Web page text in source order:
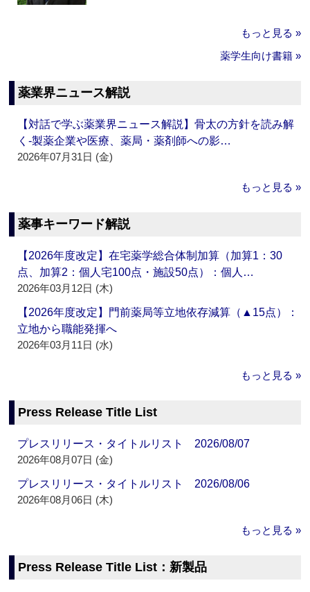
もっと見る »
薬学生向け書籍 »
薬業界ニュース解説
【対話で学ぶ薬業界ニュース解説】骨太の方針を読み解
く‐製薬企業や医療、薬局・薬剤師への影…
2026年07月31日 (金)
もっと見る »
薬事キーワード解説
【2026年度改定】在宅薬学総合体制加算（加算1：30
点、加算2：個人宅100点・施設50点）：個人…
2026年03月12日 (木)
【2026年度改定】門前薬局等立地依存減算（▲15点）：
立地から職能発揮へ
2026年03月11日 (水)
もっと見る »
Press Release Title List
プレスリリース・タイトルリスト 2026/08/07
2026年08月07日 (金)
プレスリリース・タイトルリスト 2026/08/06
2026年08月06日 (木)
もっと見る »
Press Release Title List：新製品